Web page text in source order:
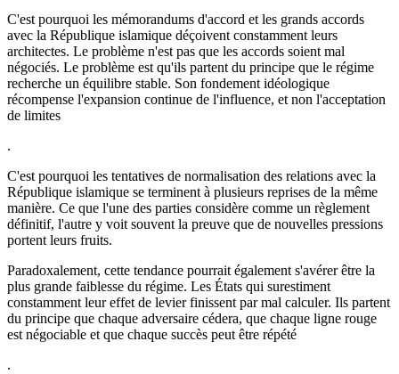
C'est pourquoi les mémorandums d'accord et les grands accords
avec la République islamique déçoivent constamment leurs
architectes. Le problème n'est pas que les accords soient mal
négociés. Le problème est qu'ils partent du principe que le régime
recherche un équilibre stable. Son fondement idéologique
récompense l'expansion continue de l'influence, et non l'acceptation
de limites
.
C'est pourquoi les tentatives de normalisation des relations avec la
République islamique se terminent à plusieurs reprises de la même
manière. Ce que l'une des parties considère comme un règlement
définitif, l'autre y voit souvent la preuve que de nouvelles pressions
portent leurs fruits.
Paradoxalement, cette tendance pourrait également s'avérer être la
plus grande faiblesse du régime. Les États qui surestiment
constamment leur effet de levier finissent par mal calculer. Ils partent
du principe que chaque adversaire cédera, que chaque ligne rouge
est négociable et que chaque succès peut être répété
.